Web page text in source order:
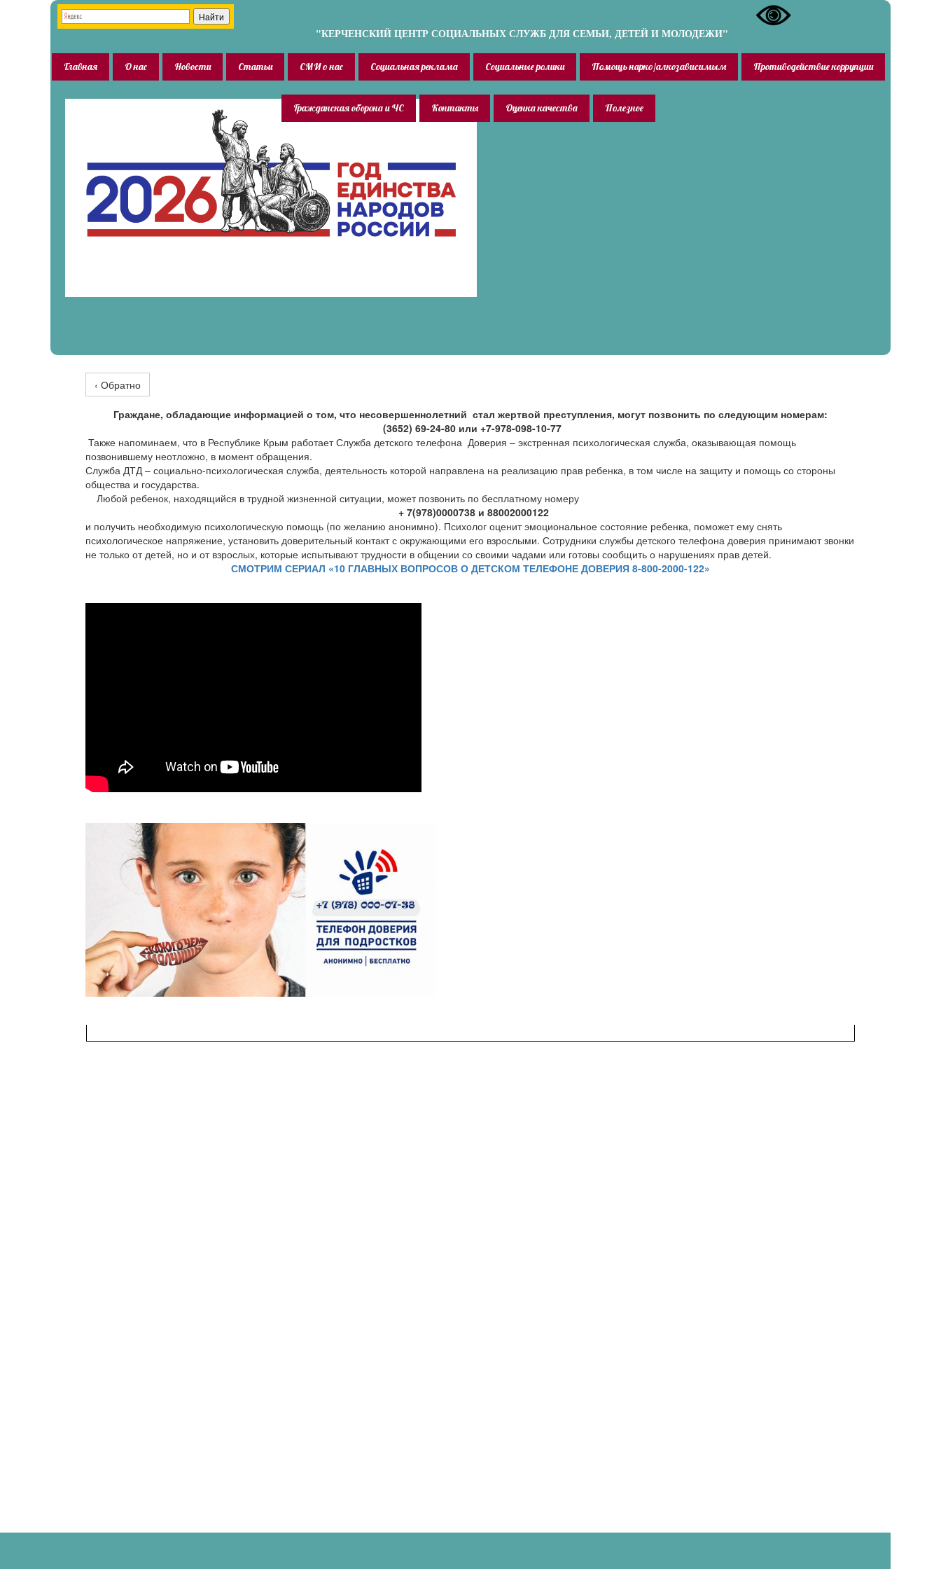
"КЕРЧЕНСКИЙ ЦЕНТР СОЦИАЛЬНЫХ СЛУЖБ ДЛЯ СЕМЬИ, ДЕТЕЙ И МОЛОДЕЖИ"
Главная О нас Новости Статьи СМИ о нас Социальная реклама Социальные ролики Помощь нарко/алкозависимым Противодействие коррупции
Гражданская оборона и ЧС Контакты Оценка качества Полезное
‹ Обратно
Граждане, обладающие информацией о том, что несовершеннолетний стал жертвой преступления, могут позвонить по следующим номерам:
(3652) 69-24-80 или +7-978-098-10-77
Также напоминаем, что в Республике Крым работает Служба детского телефона Доверия – экстренная психологическая служба, оказывающая помощь
позвонившему неотложно, в момент обращения.
Служба ДТД – социально-психологическая служба, деятельность которой направлена на реализацию прав ребенка, в том числе на защиту и помощь со стороны
общества и государства.
Любой ребенок, находящийся в трудной жизненной ситуации, может позвонить по бесплатному номеру
+ 7(978)0000738 и 88002000122
и получить необходимую психологическую помощь (по желанию анонимно). Психолог оценит эмоциональное состояние ребенка, поможет ему снять
психологическое напряжение, установить доверительный контакт с окружающими его взрослыми. Сотрудники службы детского телефона доверия принимают звонки
не только от детей, но и от взрослых, которые испытывают трудности в общении со своими чадами или готовы сообщить о нарушениях прав детей.
СМОТРИМ СЕРИАЛ «10 ГЛАВНЫХ ВОПРОСОВ О ДЕТСКОМ ТЕЛЕФОНЕ ДОВЕРИЯ 8-800-2000-122»